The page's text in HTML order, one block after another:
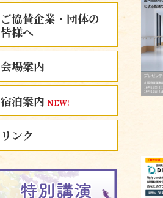
ご協賛企業・団体の
皆様へ
会場案内
宿泊案内 NEW!
リンク